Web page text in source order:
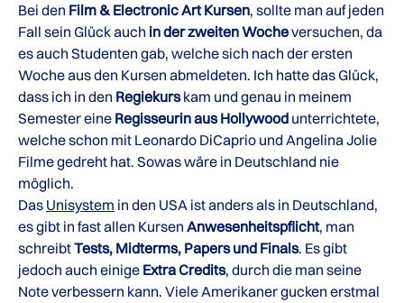
Bei den Film & Electronic Art Kursen, sollte man auf jeden
Fall sein Glück auch in der zweiten Wocheversuchen, da
es auch Studenten gab, welche sich nach der ersten
Woche aus den Kursen abmeldeten. Ich hatte das Glück,
dass ich in den Regiekurskam und genau in meinem
Semester eine Regisseurin aus Hollywood unterrichtete,
welche schon mit Leonardo DiCaprio und Angelina Jolie
Filme gedreht hat. Sowas wäre in Deutschland nie
möglich.
Das Unisystem in den USA ist anders als in Deutschland,
es gibt in fast allen Kursen Anwesenheitspflicht, man
schreibtTests, Midterms, Papers und Finals. Es gibt
jedoch auch einige Extra Credits, durch die man seine
Note verbessern kann. Viele Amerikaner gucken erstmal